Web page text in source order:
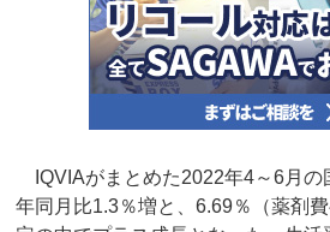
IQVIAがまとめた2022年4～6月の
年同月比1.3％増と、6.69％（薬剤